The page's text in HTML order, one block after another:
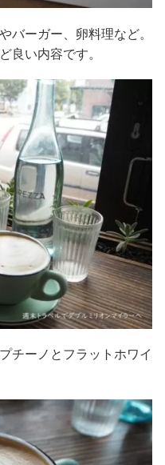
バーガー、卵料理など。
良い内容です。
チーノとフラットホワイ